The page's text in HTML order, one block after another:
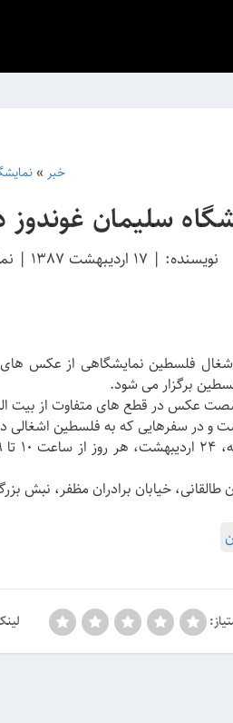
خبر »
سلیمان
نویسنده: | 17 اردیبهشت 1387 |
شصت عکس در قطع های متفاوت از بیت
و در سفرهایی که به فلسطین
خیابان برادران مظفر، نبش